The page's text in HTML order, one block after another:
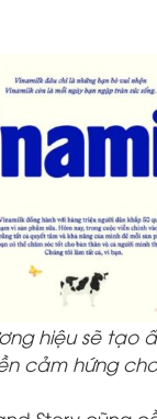
hiệu sẽ tạo
cảm hứng